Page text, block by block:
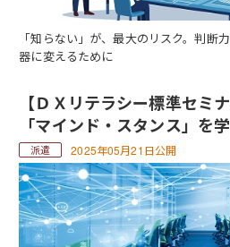
「知らない」が、最大のリスク。判断
器に変えるために
【ＤＸリテラシー標準セミ
「マインド・スタンス」を
ーチ（半日間）
2025年05月21日公開